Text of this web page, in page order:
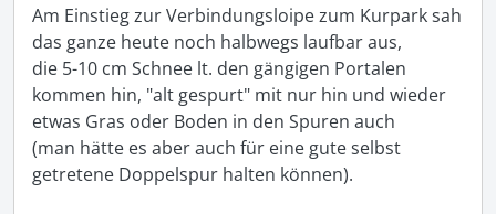
Am Einstieg zur Verbindungsloipe zum Kurpark sah
das ganze heute noch halbwegs laufbar aus,
die 5-10 cm Schnee lt. den gängigen Portalen
kommen hin, "alt gespurt" mit nur hin und wieder
etwas Gras oder Boden in den Spuren auch
(man hätte es aber auch für eine gute selbst
getretene Doppelspur halten können).